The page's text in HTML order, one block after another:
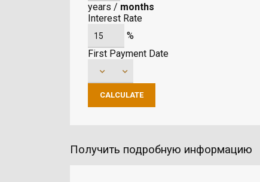
years / months
Interest Rate
%
First Payment Date
Получить подробную информацию